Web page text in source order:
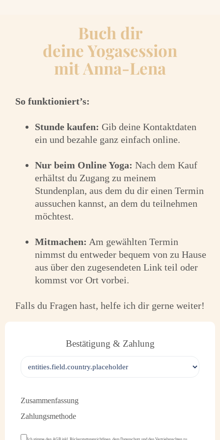
Buch dir
deine Yogasession
mit Anna-Lena
So funktioniert’s:
Stunde kaufen: Gib deine Kontaktdaten
ein und bezahle ganz einfach online.
Nur beim Online Yoga: Nach dem Kauf
erhältst du Zugang zu meinem
Stundenplan, aus dem du dir einen Termin
aussuchen kannst, an dem du teilnehmen
möchtest.
Mitmachen: Am gewählten Termin
nimmst du entweder bequem von zu Hause
aus über den zugesendeten Link teil oder
kommst vor Ort vorbei.
Falls du Fragen hast, helfe ich dir gerne weiter!
Bestätigung & Zahlung
Zusammenfassung
Zahlungsmethode